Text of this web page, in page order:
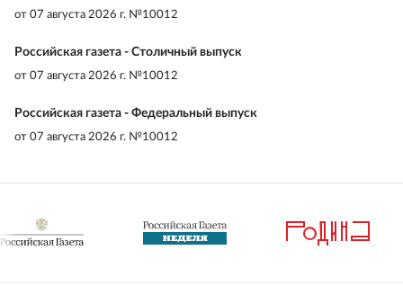
от 07 августа 2026 г. №10012
Российская газета - Столичный выпуск
от 07 августа 2026 г. №10012
Российская газета - Федеральный выпуск
от 07 августа 2026 г. №10012